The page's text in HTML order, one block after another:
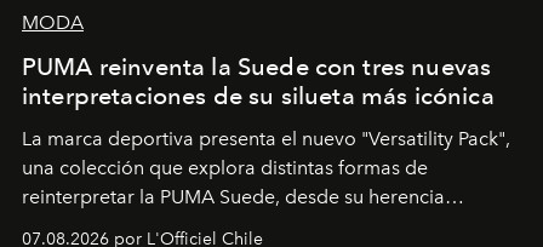
MODA
PUMA reinventa la Suede con tres nuevas
interpretaciones de su silueta más icónica
La marca deportiva presenta el nuevo "Versatility Pack",
una colección que explora distintas formas de
reinterpretar la PUMA Suede, desde su herencia
07.08.2026 por L'Officiel Chile